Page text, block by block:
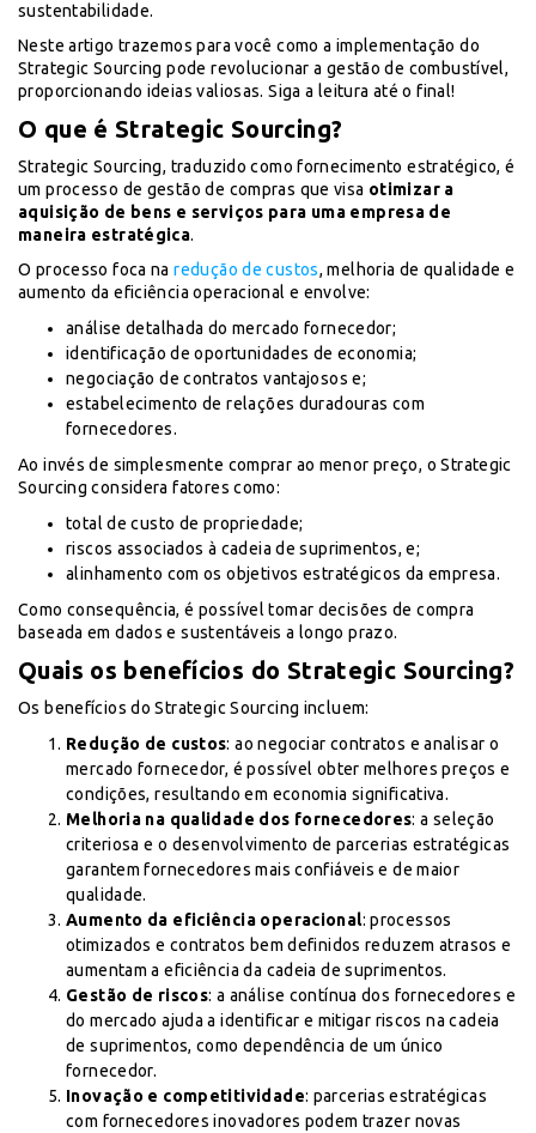
sustentabilidade.
Neste artigo trazemos para você como a implementação do
Strategic Sourcing pode revolucionar a gestão de combustível,
proporcionando ideias valiosas. Siga a leitura até o final!
O que é Strategic Sourcing?
Strategic Sourcing, traduzido como fornecimento estratégico, é
um processo de gestão de compras que visa otimizar a
aquisição de bens e serviços para uma empresa de
maneira estratégica.
O processo foca naredução de custos, melhoria de qualidade e
aumento da eficiência operacional e envolve:
análise detalhada do mercado fornecedor;
identificação de oportunidades de economia;
negociação de contratos vantajosos e;
estabelecimento de relações duradouras com
fornecedores.
Ao invés de simplesmente comprar ao menor preço, o Strategic
Sourcing considera fatores como:
total de custo de propriedade;
riscos associados à cadeia de suprimentos, e;
alinhamento com os objetivos estratégicos da empresa.
Como consequência, é possível tomar decisões de compra
baseada em dados e sustentáveis a longo prazo.
Quais os benefícios do Strategic Sourcing?
Os benefícios do Strategic Sourcing incluem:
Redução de custos: ao negociar contratos e analisar o
mercado fornecedor, é possível obter melhores preços e
condições, resultando em economia significativa.
Melhoria na qualidade dos fornecedores: a seleção
criteriosa e o desenvolvimento de parcerias estratégicas
garantem fornecedores mais confiáveis e de maior
qualidade.
Aumento da eficiência operacional: processos
otimizados e contratos bem definidos reduzem atrasos e
aumentam a eficiência da cadeia de suprimentos.
Gestão de riscos: a análise contínua dos fornecedores e
do mercado ajuda a identificar e mitigar riscos na cadeia
de suprimentos, como dependência de um único
fornecedor.
Inovação e competitividade: parcerias estratégicas
com fornecedores inovadores podem trazer novas